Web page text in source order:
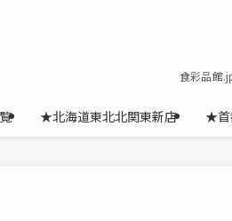
食彩品館
★北海道東北北関東新店 ★首